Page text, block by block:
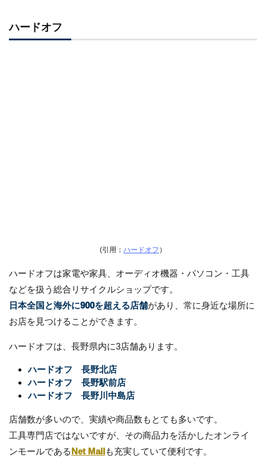
ハードオフ
(引用： ハードオフ ）
ハードオフは家電や家具、オーディオ機器・パソコン・工具
などを扱う総合リサイクルショップです。
日本全国と海外に900を超える店舗があり、常に身近な場所に
お店を見つけることができます。
ハードオフは、長野県内に3店舗あります。
ハードオフ 長野北店
ハードオフ 長野駅前店
ハードオフ 長野川中島店
店舗数が多いので、実績や商品数もとても多いです。
工具専門店ではないですが、その商品力を活かしたオンライ
ンモールであるNet Mallも充実していて便利です。